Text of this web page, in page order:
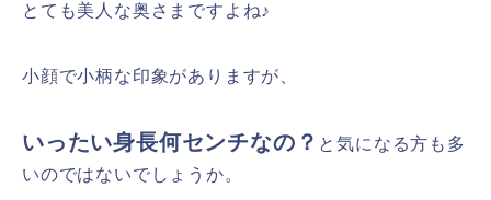
とても美人な奥さまですよね♪
小顔で小柄な印象がありますが、
いったい身長何センチなの？ と気になる方も多
いのではないでしょうか。